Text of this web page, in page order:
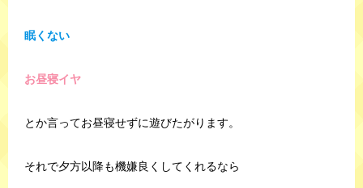
眠くない
お昼寝イヤ
とか言ってお昼寝せずに遊びたがります。
それで夕方以降も機嫌良くしてくれるなら